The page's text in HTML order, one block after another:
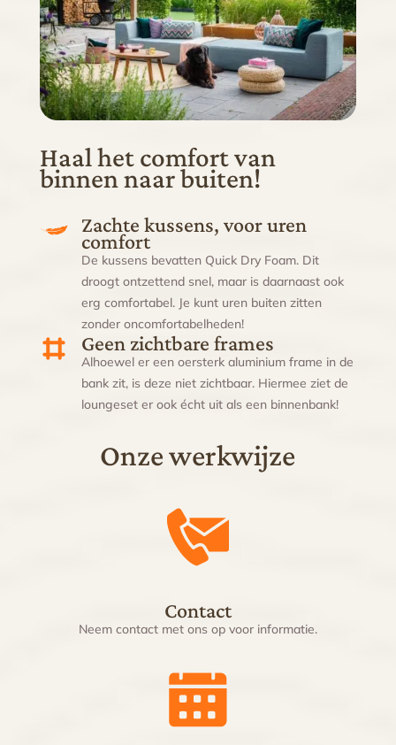
Haal het comfort van
binnen naar buiten!
Zachte kussens, voor uren
comfort
De kussens bevatten Quick Dry Foam. Dit
droogt ontzettend snel, maar is daarnaast ook
erg comfortabel. Je kunt uren buiten zitten
zonder oncomfortabelheden!
Geen zichtbare frames
Alhoewel er een oersterk aluminium frame in de
bank zit, is deze niet zichtbaar. Hiermee ziet de
loungeset er ook écht uit als een binnenbank!
Onze werkwijze
Contact
Neem contact met ons op voor informatie.